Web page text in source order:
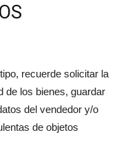
recuerde solicitar la
de los bienes, guardar
del vendedor y/o
de objetos